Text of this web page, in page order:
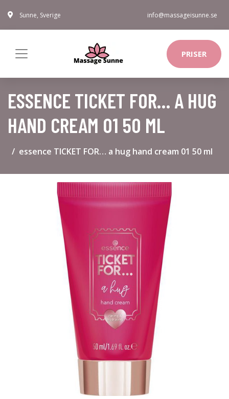
Sunne, Sverige info@massageisunne.se
PRISER
ESSENCE TICKET FOR… A HUG
HAND CREAM 01 50 ML
essence TICKET FOR… a hug hand cream 01 50 ml